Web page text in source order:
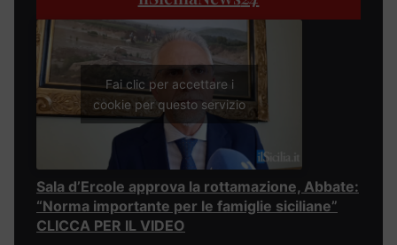
Fai clic per accettare i
cookie per questo servizio
Sala d’Ercole approva la rottamazione, Abbate:
“Norma importante per le famiglie siciliane”
CLICCA PER IL VIDEO